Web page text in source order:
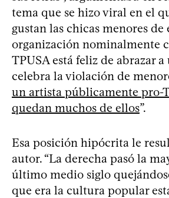
tema que se hizo viral en el
gustan las chicas menores de
organización nominalmente
TPUSA está feliz de abrazar
celebra la violación de
un artista públicamente pro-
quedan muchos de ellos”.
Esa posición hipócrita le
autor. “La derecha pasó la
último medio siglo
que era la cultura popular